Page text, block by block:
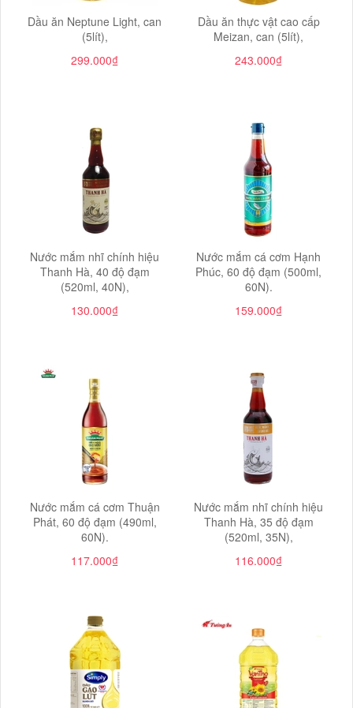
Dầu ăn Neptune Light, can
(5lít),
299.000₫
Dầu ăn thực vật cao cấp
Meizan, can (5lít),
243.000₫
Nước mắm nhĩ chính hiệu
Thanh Hà, 40 độ đạm
(520ml, 40N),
130.000₫
Nước mắm cá cơm Hạnh
Phúc, 60 độ đạm (500ml,
60N).
159.000₫
Nước mắm cá cơm Thuận
Phát, 60 độ đạm (490ml,
60N).
117.000₫
Nước mắm nhĩ chính hiệu
Thanh Hà, 35 độ đạm
(520ml, 35N),
116.000₫